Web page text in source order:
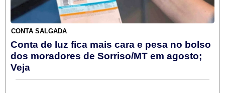
CONTA SALGADA
Conta de luz fica mais cara e pesa no bolso
dos moradores de Sorriso/MT em agosto;
Veja